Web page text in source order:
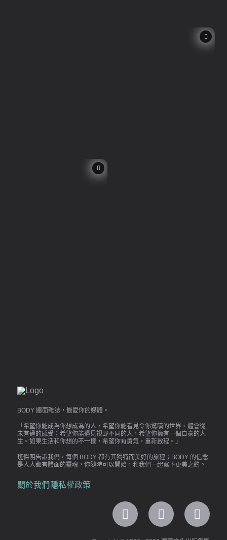
BODY 體面雜誌，最愛你的媒體。
「希望你能成為你想成為的人，希望你能看見令你驚嘆的世界、體會從
未有過的感受；希望你能遇見視野不同的人，希望你擁有一個自豪的人
生。如果生活和你想的不一樣，希望你有勇氣，重新啟程。」
班傑明告訴我們，每個 BODY 都有其獨特而美好的旅程；BODY 的信念
是人人都有體面的靈魂，你隨時可以開始，和我們一起寫下更美之約。
關於我們 隱私權政策